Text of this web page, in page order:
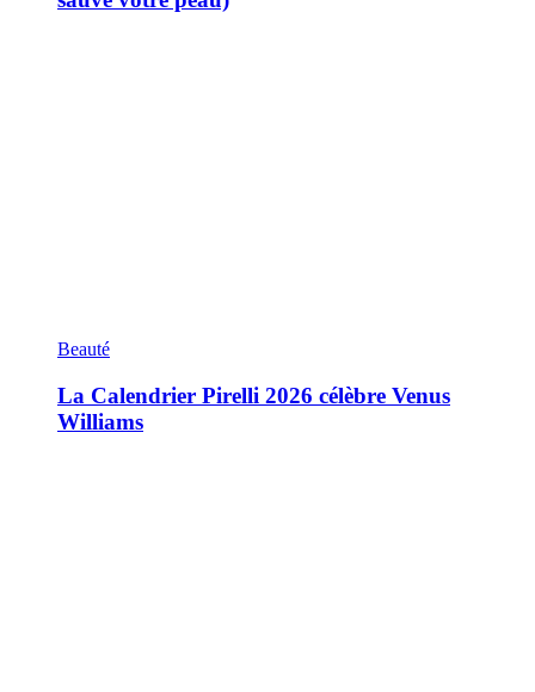
Beauté
La Calendrier Pirelli 2026 célèbre Venus
Williams